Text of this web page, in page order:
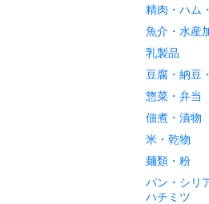
精肉・ハム
魚介・水産
乳製品
豆腐・納豆
惣菜・弁当
佃煮・漬物
米・乾物
麺類・粉
パン・シリ
ハチミツ